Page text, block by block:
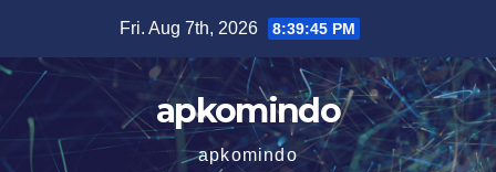
content
Fri. Aug 7th, 2026 8:39:45 PM
apkomindo
apkomindo